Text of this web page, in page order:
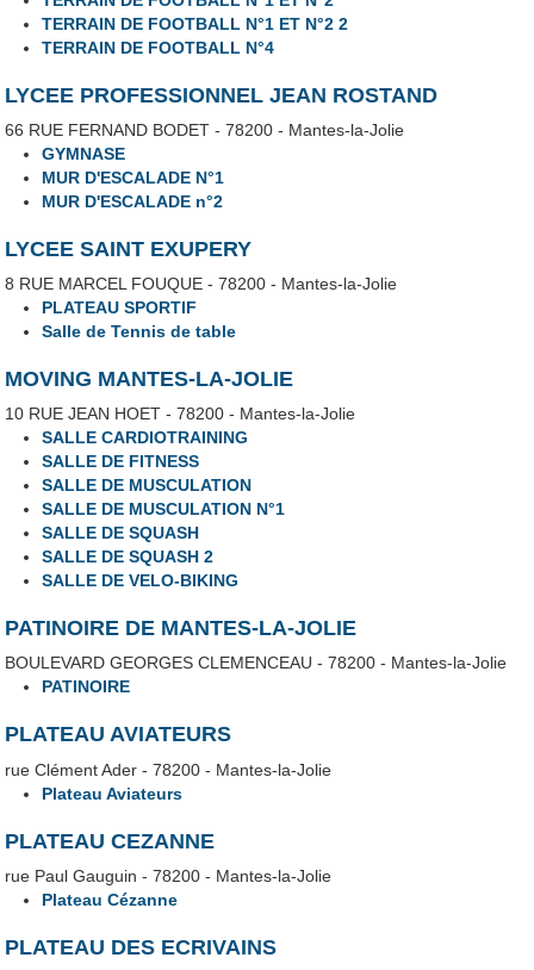
TERRAIN DE FOOTBALL N°1 ET N°2 2
TERRAIN DE FOOTBALL N°4
LYCEE PROFESSIONNEL JEAN ROSTAND
66 RUE FERNAND BODET - 78200 - Mantes-la-Jolie
GYMNASE
MUR D'ESCALADE N°1
MUR D'ESCALADE n°2
LYCEE SAINT EXUPERY
8 RUE MARCEL FOUQUE - 78200 - Mantes-la-Jolie
PLATEAU SPORTIF
Salle de Tennis de table
MOVING MANTES-LA-JOLIE
10 RUE JEAN HOET - 78200 - Mantes-la-Jolie
SALLE CARDIOTRAINING
SALLE DE FITNESS
SALLE DE MUSCULATION
SALLE DE MUSCULATION N°1
SALLE DE SQUASH
SALLE DE SQUASH 2
SALLE DE VELO-BIKING
PATINOIRE DE MANTES-LA-JOLIE
BOULEVARD GEORGES CLEMENCEAU - 78200 - Mantes-la-Jolie
PATINOIRE
PLATEAU AVIATEURS
rue Clément Ader - 78200 - Mantes-la-Jolie
Plateau Aviateurs
PLATEAU CEZANNE
rue Paul Gauguin - 78200 - Mantes-la-Jolie
Plateau Cézanne
PLATEAU DES ECRIVAINS